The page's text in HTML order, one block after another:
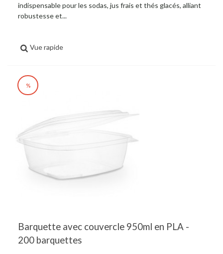
indispensable pour les sodas, jus frais et thés glacés, alliant
robustesse et...
Vue rapide
%
Barquette avec couvercle 950ml en PLA -
200 barquettes